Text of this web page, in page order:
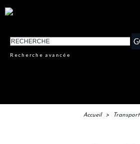
Recherche avancée
Accueil > Transport